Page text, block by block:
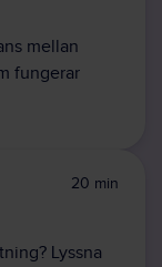
mellan
fungerar
20 min
Lyssna